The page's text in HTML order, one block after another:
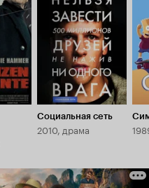
7.7
Социальная сеть
2010, драма